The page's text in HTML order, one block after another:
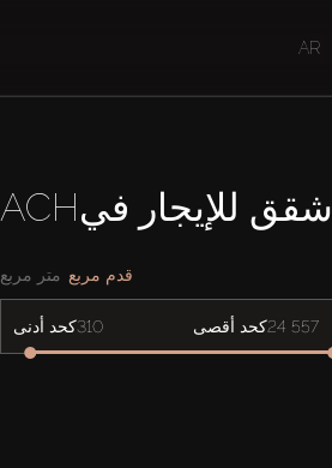
AR
شقق للإيجار فيLOTUS AT CREEK BEACH
متر مربع قدم مربع
كحد أدنى كحد أقصى